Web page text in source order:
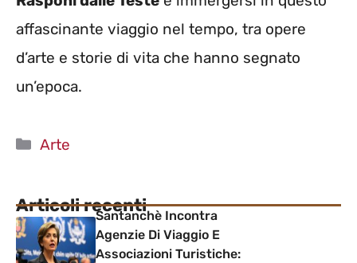
affascinante viaggio nel tempo, tra opere
d’arte e storie di vita che hanno segnato
un’epoca.
Categorie
Arte
Articoli recentiSantanchè Incontra
Agenzie Di Viaggio E
Associazioni Turistiche: